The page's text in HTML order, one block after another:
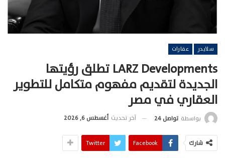
سلايدر عقارات
LARZ Developments تطلق رؤيتها
الجديدة لتقديم مفهوم متكامل للتطوير
العقاري في مصر
بواسطة تواصل 24 آخر تحديث أغسطس 6, 2026
شارك Facebook
Twitter